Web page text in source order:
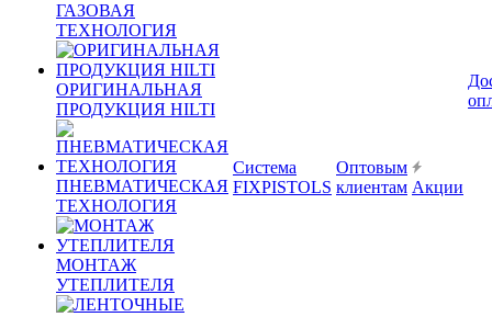
ГАЗОВАЯ
ТЕХНОЛОГИЯ
ОРИГИНАЛЬНАЯ
ПРОДУКЦИЯ HILTI
ПНЕВМАТИЧЕСКАЯ
ТЕХНОЛОГИЯ
МОНТАЖ
УТЕПЛИТЕЛЯ
Система
FIXPISTOLS
Оптовым
клиентам Акции